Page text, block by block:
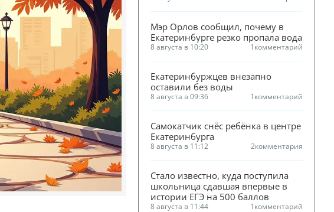
Мэр Орлов сообщил, почему в
Екатеринбурге резко пропала вода
8 августа в 10:20 1комментарий
Екатеринбуржцев внезапно
оставили без воды
8 августа в 09:36 1комментарий
Самокатчик снёс ребёнка в центре
Екатеринбурга
8 августа в 11:12 2комментария
Стало известно, куда поступила
школьница сдавшая впервые в
истории ЕГЭ на 500 баллов
8 августа в 11:44 1комментарий